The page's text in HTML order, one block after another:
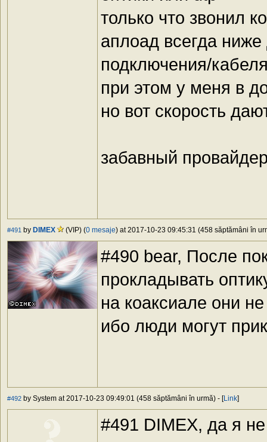
только что звонил
аплоад всегда
подключения/
при этом у меня в
но вот скорость
забавный
#491 by DIMEX (VIP) (0 mesaje) at 2017-10-23 09:45:31 (458 săptămâni în
#490 bear, После
прокладывать
на коаксиале они
ибо люди могут
#492 by System at 2017-10-23 09:49:01 (458 săptămâni în urmă) - [Link]
#491 DIMEX, да я